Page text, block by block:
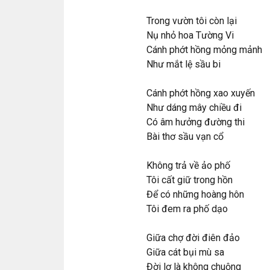
Trong vườn tôi còn lại
Nụ nhỏ hoa Tường Vi
Cánh phớt hồng mỏng mảnh
Như mắt lệ sầu bi
Cánh phớt hồng xao xuyến
Như dáng mây chiều đi
Có âm hưởng đường thi
Bài thơ sầu vạn cổ
Không trả về ảo phố
Tôi cất giữ trong hồn
Để có những hoàng hôn
Tôi đem ra phố dạo
Giữa chợ đời điên đảo
Giữa cát bụi mù sa
Đời lơ là không chuộng